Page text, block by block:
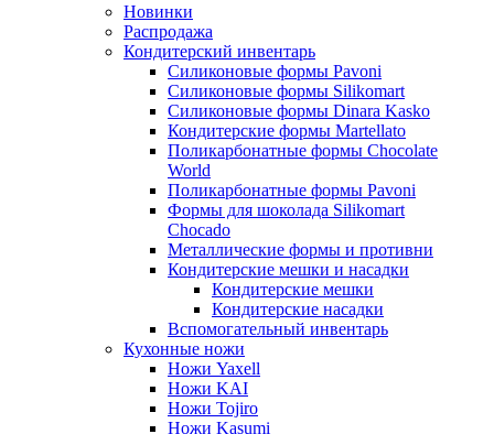
Новинки
Распродажа
Кондитерский инвентарь
Силиконовые формы Pavoni
Силиконовые формы Silikomart
Силиконовые формы Dinara Kasko
Кондитерские формы Martellato
Поликарбонатные формы Chocolate
World
Поликарбонатные формы Pavoni
Формы для шоколада Silikomart
Chocado
Металлические формы и противни
Кондитерские мешки и насадки
Кондитерские мешки
Кондитерские насадки
Вспомогательный инвентарь
Кухонные ножи
Ножи Yaxell
Ножи KAI
Ножи Tojiro
Ножи Kasumi